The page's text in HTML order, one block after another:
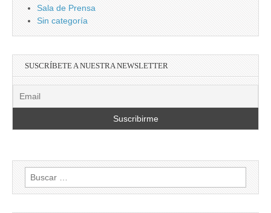
Sala de Prensa
Sin categoría
SUSCRÍBETE A NUESTRA NEWSLETTER
Buscar: